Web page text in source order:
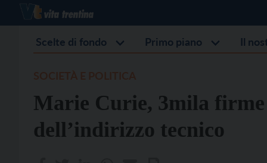
Scelte di fondo Primo piano Il
Marie Curie, 3mila
dell’indirizzo tecnico